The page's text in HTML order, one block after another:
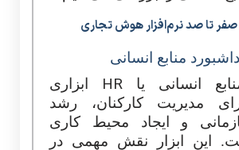
صفر تا صد نرم‌افزار هوش تجاری
منابع انسانی
انسانی یا HR ابزاری
مدیریت کارکنان، رشد
و ایجاد محیط کاری
این ابزار نقش مهمی در